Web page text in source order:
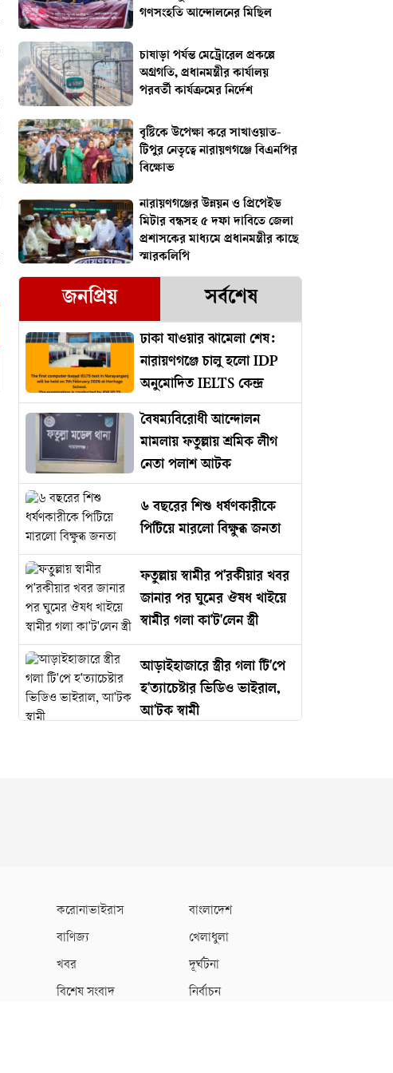
গণসংহতি আন্দোলনের মিছিল
চাষাড়া পর্যন্ত মেট্রোরেল প্রকল্পে
অগ্রগতি, প্রধানমন্ত্রীর কার্যালয়
পরবর্তী কার্যক্রমের নির্দেশ
বৃষ্টিকে উপেক্ষা করে সাখাওয়াত-
টিপুর নেতৃত্বে নারায়ণগঞ্জে বিএনপির
বিক্ষোভ
নারায়ণগঞ্জের উন্নয়ন ও প্রিপেইড
মিটার বন্ধসহ ৫ দফা দাবিতে জেলা
প্রশাসকের মাধ্যমে প্রধানমন্ত্রীর কাছে
স্মারকলিপি
জনপ্রিয় সর্বশেষ
ঢাকা যাওয়ার ঝামেলা শেষ:
নারায়ণগঞ্জে চালু হলো IDP
অনুমোদিত IELTS কেন্দ্র
বৈষম্যবিরোধী আন্দোলন
মামলায় ফতুল্লায় শ্রমিক লীগ
নেতা পলাশ আটক
৬ বছরের শিশু ধর্ষণকারীকে
পিটিয়ে মারলো বিক্ষুব্ধ জনতা
ফতুল্লায় স্বামীর প'রকীয়ার খবর
জানার পর ঘুমের ঔষধ খাইয়ে
স্বামীর গলা কা'ট'লেন স্ত্রী
আড়াইহাজারে স্ত্রীর গলা টি'পে
হ'ত্যাচেষ্টার ভিডিও ভাইরাল,
আ'টক স্বামী
মালবাহী গাড়ির সাথে বাইকের
নারায়ণগঞ্জ সদরের ১৩ পশুর
করোনাভাইরাস
বাংলাদেশ
বাণিজ্য
খেলাধুলা
খবর
দূর্ঘটনা
বিশেষ সংবাদ নির্বাচন